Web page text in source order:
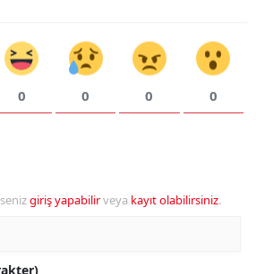
0 0 0 0
giriş yapabilirveya kayıt olabilirsiniz.